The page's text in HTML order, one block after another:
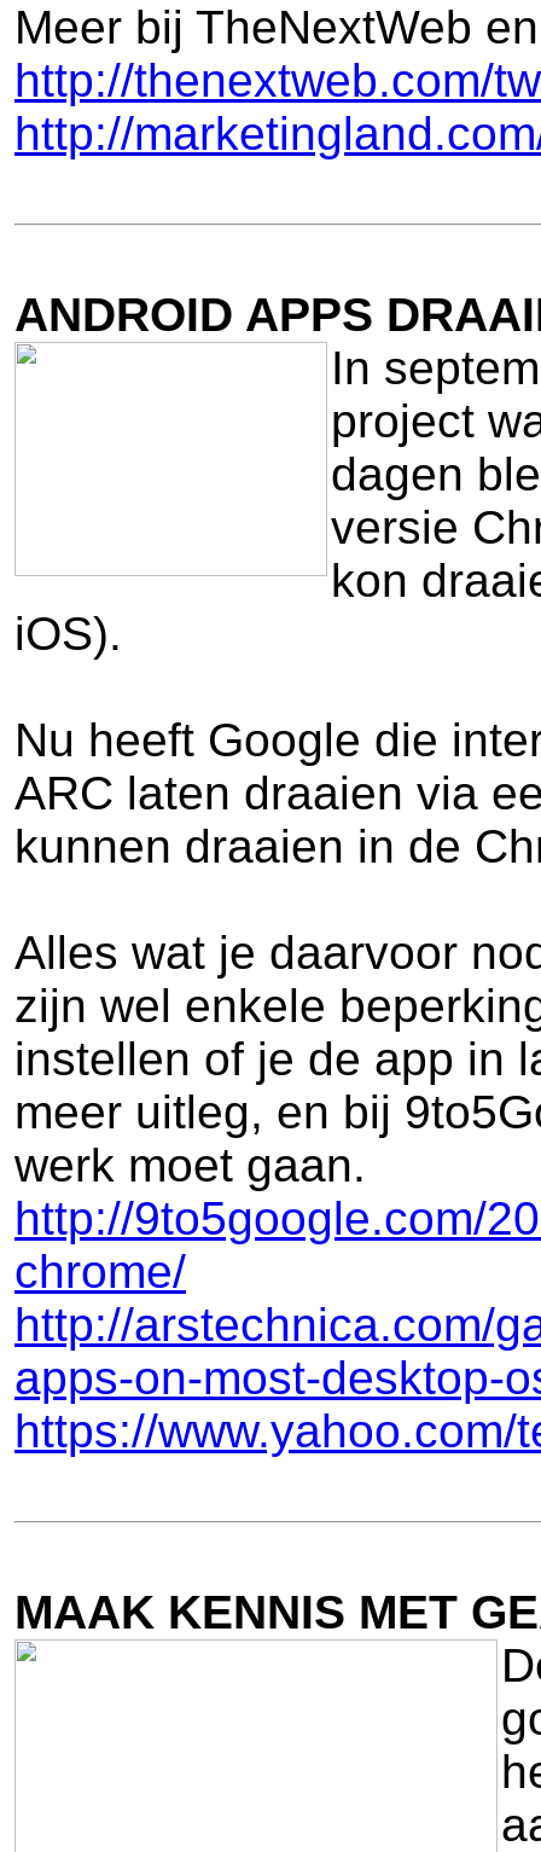
Meer bij TheNextWeb
http://thenextweb.com/
http://
ANDROID APPS
In
project
dagen
versie
kon
iOS).
Nu heeft Google die
ARC laten draaien via
kunnen draaien in de
Alles wat je daarvoor
zijn wel enkele
instellen of je de app in
meer uitleg, en bij
werk moet gaan.
http://9to5google.com/
chrome/
http://arstechnica.com/
apps-on-most-desktop-
https://
MAAK KENNIS MET